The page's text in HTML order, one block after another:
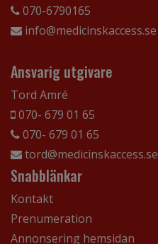
070-6790165
info@medicinskaccess.se
Ansvarig utgivare
Tord Amré
070- 679 01 65
070- 679 01 65
tord@medicinskaccess.se
Snabblänkar
Kontakt
Prenumeration
Annonsering hemsidan